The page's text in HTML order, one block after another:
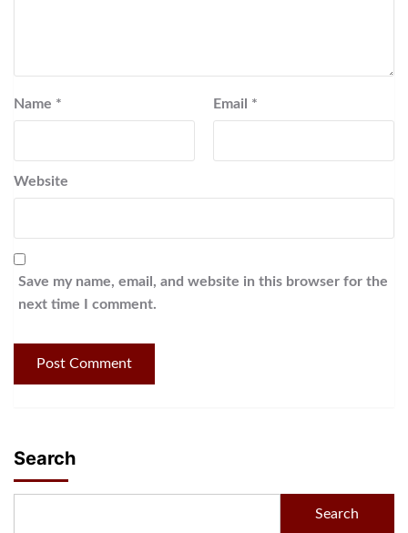
Name * Email *
Website
Save my name, email, and website in this browser for the
next time I comment.
Search
Search